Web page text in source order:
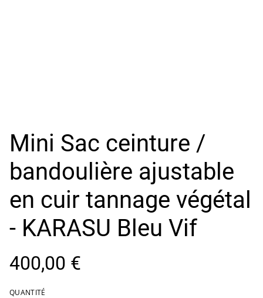
Mini Sac ceinture /
bandoulière ajustable
en cuir tannage végétal
- KARASU Bleu Vif
400,00 €
QUANTITÉ